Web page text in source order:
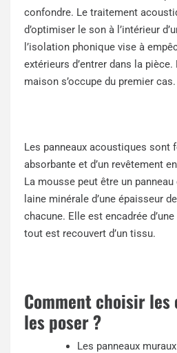
confondre. Le traitement
d’optimiser le son à l’intérieur
l’isolation phonique vise à
extérieurs d’entrer dans la
maison s’occupe du premier cas.
Les panneaux acoustiques sont
absorbante et d’un revêtement
La mousse peut être un
laine minérale d’une épaisseur
chacune. Elle est encadrée
tout est recouvert d’un tissu.
Comment choisir
les poser ?
Les panneaux muraux